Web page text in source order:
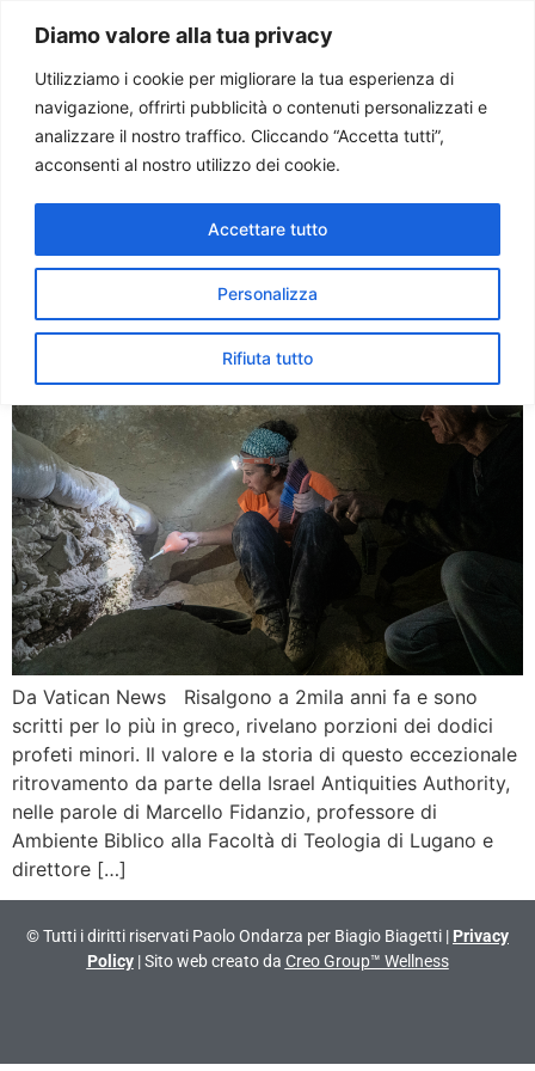
Diamo valore alla tua privacy
Utilizziamo i cookie per migliorare la tua esperienza di
navigazione, offrirti pubblicità o contenuti personalizzati e
analizzare il nostro traffico. Cliccando “Accetta tutti”,
acconsenti al nostro utilizzo dei cookie.
Personalizza
Rifiuta tutto
Accettare tutto
Paolo Ondarza
Tag:israele
Alle origini della Bibbia. La
scoperta archeologica più
grande in 60 anni
Da Vatican News Risalgono a 2mila anni fa e sono
scritti per lo più in greco, rivelano porzioni dei dodici
profeti minori. Il valore e la storia di questo eccezionale
ritrovamento da parte della Israel Antiquities Authority,
nelle parole di Marcello Fidanzio, professore di
Ambiente Biblico alla Facoltà di Teologia di Lugano e
direttore […]
© Tutti i diritti riservati Paolo Ondarza per Biagio Biagetti | Privacy
Policy| Sito web creato da Creo Group™ Wellness